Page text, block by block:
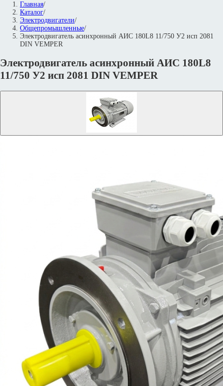
Главная/
Каталог/
Электродвигатели/
Общепромышленные/
Электродвигатель асинхронный АИС 180L8 11/750 У2 исп 2081
DIN VEMPER
Электродвигатель асинхронный АИС 180L8
11/750 У2 исп 2081 DIN VEMPER